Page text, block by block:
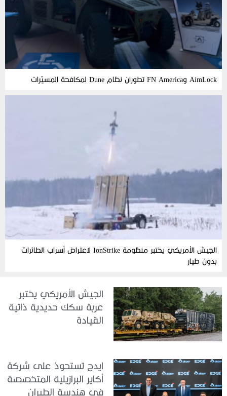
AimLock وFN America تطوران نظام Dune لمكافحة المسيّرات
الجيش الأمريكي يختبر منظومة IonStrike لاعتراض أسراب الطائرات
بدون طيار
الجيش الأمريكي يختبر
عربة سكك حديدية ذاتية
القيادة
ايدج تستحوذ على شركة
أكاير البرازيلية المتخصصة
في هندسة الطيران